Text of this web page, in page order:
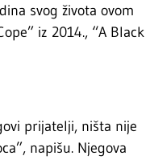
svog života ovom
iz 2014., “A Black
prijatelji, ništa nije
napišu. Njegova